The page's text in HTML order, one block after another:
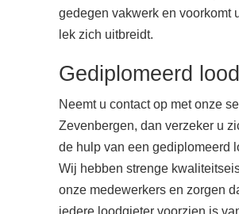
gedegen vakwerk en voorkomt
lek zich uitbreidt.
Gediplomeerd
Neemt u contact op met onze
Zevenbergen, dan verzeker u
de hulp van een gediplomeerd
Wij hebben strenge
onze medewerkers en zorgen